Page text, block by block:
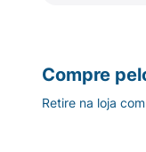
Compre
Retire na loja